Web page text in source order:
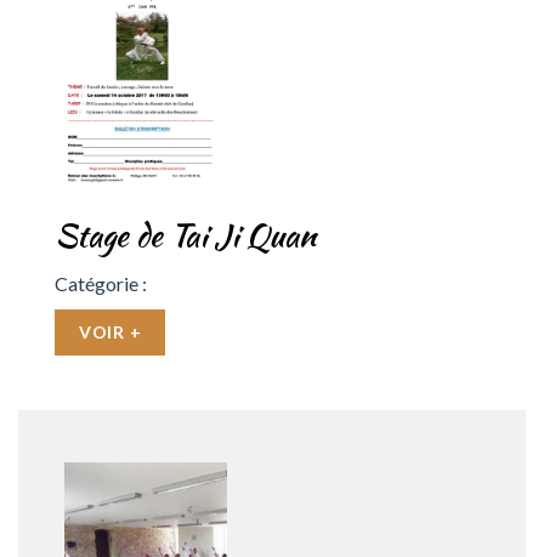
Stage de Tai Ji Quan
Catégorie :
VOIR +